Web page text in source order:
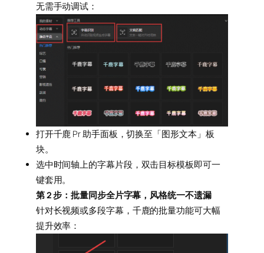
无需手动调试：
打开千鹿 Pr 助手面板，切换至「图形文本」板
块。
选中时间轴上的字幕片段，双击目标模板即可一
键套用。
第 2 步：批量同步全片字幕，风格统一不遗漏
针对长视频或多段字幕，千鹿的批量功能可大幅
提升效率：